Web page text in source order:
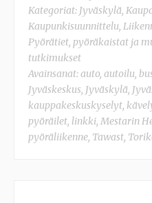
Kategoriat: Jyväskylä,
Kaupunkisuunnittelu,
Pyörätiet, pyöräkaistat ja
tutkimukset
Avainsanat:auto, autoilu,
Jyväskeskus, Jyväskylä,
kauppakeskuskyselyt,
pyöräilet, linkki, Mestarin
pyöräliikenne, Tawast,